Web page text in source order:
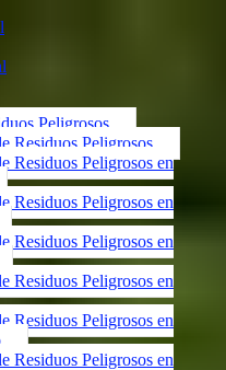
Peligrosos
Residuos Peligrosos
Residuos Peligrosos en
Residuos Peligrosos en
Residuos Peligrosos en
Residuos Peligrosos en
Residuos Peligrosos en
Residuos Peligrosos en